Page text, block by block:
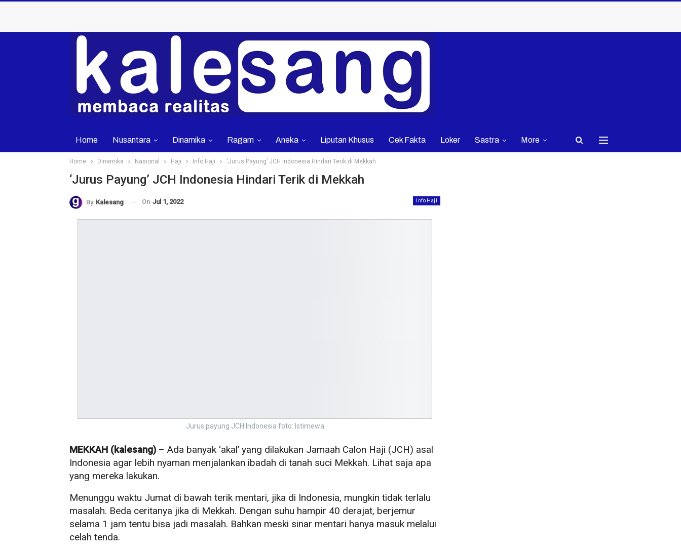
Home Nusantara Dinamika Ragam Aneka Liputan Khusus Cek Fakta Loker Sastra More
Home Dinamika Nasional Haji Info Haji ‘Jurus Payung’ JCH Indonesia Hindari Terik di Mekkah
‘Jurus Payung’ JCH Indonesia Hindari Terik di Mekkah
Info Haji
By Kalesang On Jul 1, 2022
Jurus payung JCH Indonesia foto: Istimewa
MEKKAH (kalesang) – Ada banyak ‘akal’ yang dilakukan Jamaah Calon Haji (JCH) asal
Indonesia agar lebih nyaman menjalankan ibadah di tanah suci Mekkah. Lihat saja apa
yang mereka lakukan.
Menunggu waktu Jumat di bawah terik mentari, jika di Indonesia, mungkin tidak terlalu
masalah. Beda ceritanya jika di Mekkah. Dengan suhu hampir 40 derajat, berjemur
selama 1 jam tentu bisa jadi masalah. Bahkan meski sinar mentari hanya masuk melalui
celah tenda.